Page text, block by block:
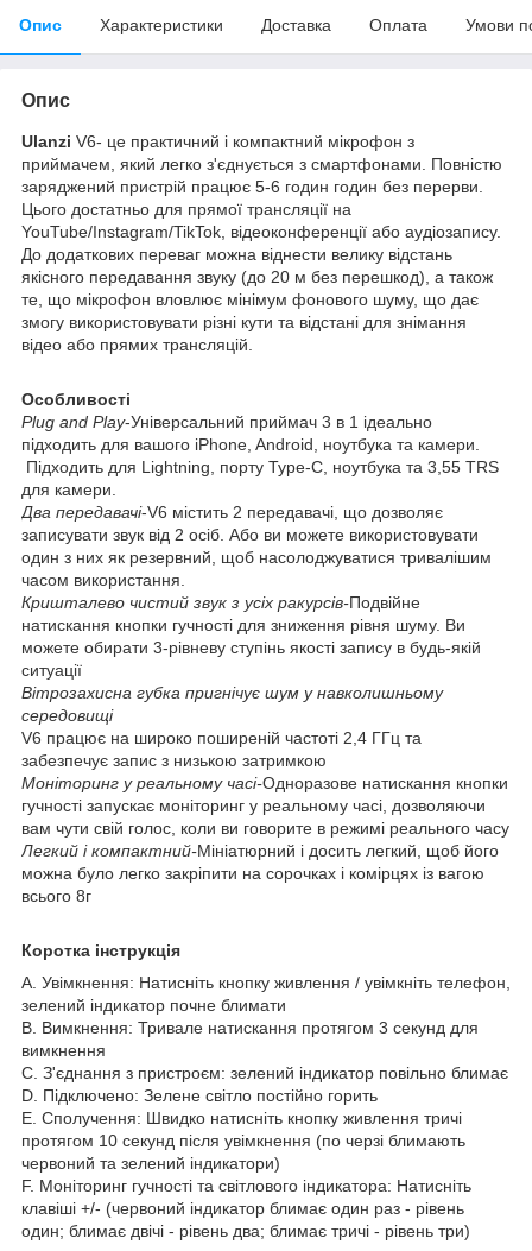
Опис Характеристики Доставка Оплата Умови
Опис
Ulanzi V6- це практичний і компактний мікрофон з
приймачем, який легко з'єднується з смартфонами. Повністю
заряджений пристрій працює 5-6 годин годин без перерви.
Цього достатньо для прямої трансляції на
YouTube/Instagram/TikTok, відеоконференції або аудіозапису.
До додаткових переваг можна віднести велику відстань
якісного передавання звуку (до 20 м без перешкод), а також
те, що мікрофон вловлює мінімум фонового шуму, що дає
змогу використовувати різні кути та відстані для знімання
відео або прямих трансляцій.
Особливості
Plug and Play-Універсальний приймач 3 в 1 ідеально
підходить для вашого iPhone, Android, ноутбука та камери.
Підходить для Lightning, порту Type-C, ноутбука та 3,55 TRS
для камери.
Два передавачі-V6 містить 2 передавачі, що дозволяє
записувати звук від 2 осіб. Або ви можете використовувати
один з них як резервний, щоб насолоджуватися тривалішим
часом використання.
Кришталево чистий звук з усіх ракурсів-Подвійне
натискання кнопки гучності для зниження рівня шуму. Ви
можете обирати 3-рівневу ступінь якості запису в будь-якій
ситуації
Вітрозахисна губка пригнічує шум у навколишньому
середовищі
V6 працює на широко поширеній частоті 2,4 ГГц та
забезпечує запис з низькою затримкою
Моніторинг у реальному часі-Одноразове натискання кнопки
гучності запускає моніторинг у реальному часі, дозволяючи
вам чути свій голос, коли ви говорите в режимі реального часу
Легкий і компактний-Мініатюрний і досить легкий, щоб його
можна було легко закріпити на сорочках і комірцях із вагою
всього 8г
Коротка інструкція
A. Увімкнення: Натисніть кнопку живлення / увімкніть телефон,
зелений індикатор почне блимати
B. Вимкнення: Тривале натискання протягом 3 секунд для
вимкнення
C. З'єднання з пристроєм: зелений індикатор повільно блимає
D. Підключено: Зелене світло постійно горить
E. Сполучення: Швидко натисніть кнопку живлення тричі
протягом 10 секунд після увімкнення (по черзі блимають
червоний та зелений індикатори)
F. Моніторинг гучності та світлового індикатора: Натисніть
клавіші +/- (червоний індикатор блимає один раз - рівень
один; блимає двічі - рівень два; блимає тричі - рівень три)